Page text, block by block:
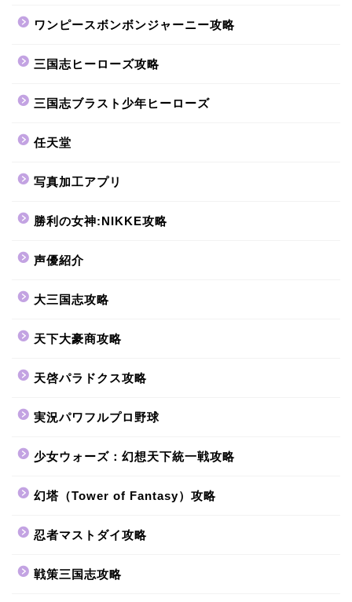
ワンピースボンボンジャーニー攻略
三国志ヒーローズ攻略
三国志ブラスト少年ヒーローズ
任天堂
写真加工アプリ
勝利の女神:NIKKE攻略
声優紹介
大三国志攻略
天下大豪商攻略
天啓パラドクス攻略
実況パワフルプロ野球
少女ウォーズ：幻想天下統一戦攻略
幻塔（Tower of Fantasy）攻略
忍者マストダイ攻略
戦策三国志攻略